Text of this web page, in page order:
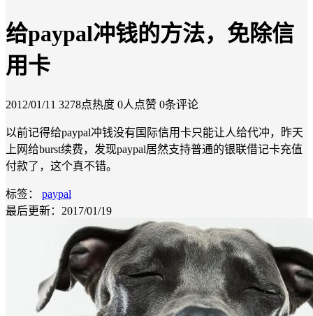
给paypal冲钱的方法，免除信
用卡
2012/01/11 3278点热度 0人点赞 0条评论
以前记得给paypal冲钱没有国际信用卡只能让人给代冲，昨天
上网给burst续费，发现paypal居然支持普通的银联借记卡充值
付款了，这个真不错。
标签：
paypal
最后更新：2017/01/19